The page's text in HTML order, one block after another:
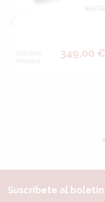
Colchón
Mónaco
349,00 €
Suscríbete al boletín